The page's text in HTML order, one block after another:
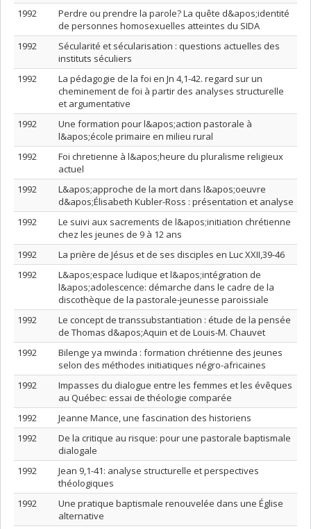
1992
Perdre ou prendre la parole? La quête d&apos;identité
de personnes homosexuelles atteintes du SIDA
1992
Sécularité et sécularisation : questions actuelles des
instituts séculiers
1992
La pédagogie de la foi en Jn 4,1-42. regard sur un
cheminement de foi à partir des analyses structurelle
et argumentative
1992
Une formation pour l&apos;action pastorale à
l&apos;école primaire en milieu rural
1992
Foi chretienne à l&apos;heure du pluralisme religieux
actuel
1992
L&apos;approche de la mort dans l&apos;oeuvre
d&apos;Élisabeth Kubler-Ross : présentation et analyse
1992
Le suivi aux sacrements de l&apos;initiation chrétienne
chez les jeunes de 9 à 12 ans
1992
La prière de Jésus et de ses disciples en Luc XXII,39-46
1992
L&apos;espace ludique et l&apos;intégration de
l&apos;adolescence: démarche dans le cadre de la
discothèque de la pastorale-jeunesse paroissiale
1992
Le concept de transsubstantiation : étude de la pensée
de Thomas d&apos;Aquin et de Louis-M. Chauvet
1992
Bilenge ya mwinda : formation chrétienne des jeunes
selon des méthodes initiatiques négro-africaines
1992
Impasses du dialogue entre les femmes et les évêques
au Québec: essai de théologie comparée
1992
Jeanne Mance, une fascination des historiens
1992
De la critique au risque: pour une pastorale baptismale
dialogale
1992
Jean 9,1-41: analyse structurelle et perspectives
théologiques
1992
Une pratique baptismale renouvelée dans une Église
alternative